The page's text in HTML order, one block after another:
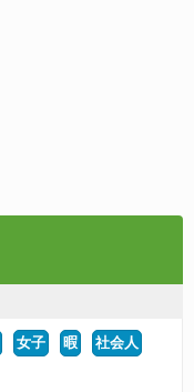
女子 暇 社会人